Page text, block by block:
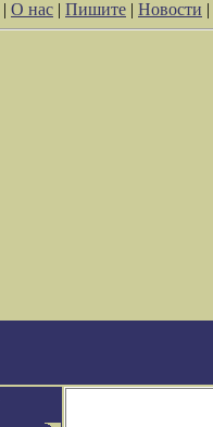
| О нас | Пишите | Новости |